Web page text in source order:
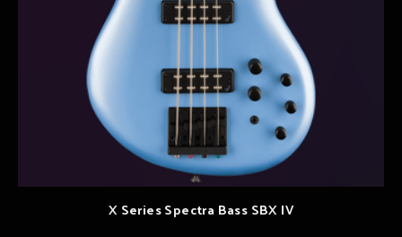
X Series Spectra Bass SBX IV